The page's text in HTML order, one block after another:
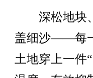
深松地块、
盖细沙——每
土地穿上一件